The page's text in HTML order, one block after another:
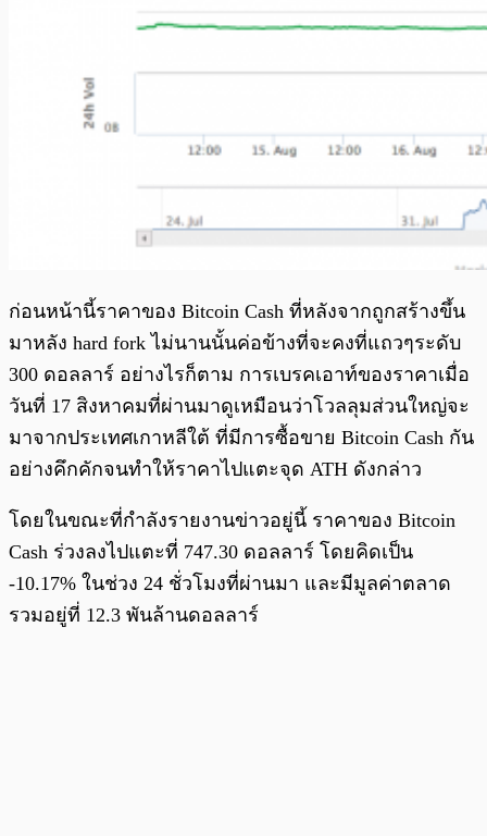
ก่อนหน้านี้ราคาของ Bitcoin Cash ที่หลังจากถูกสร้างขึ้น
มาหลัง hard fork ไม่นานนั้นค่อข้างที่จะคงที่แถวๆระดับ
300 ดอลลาร์ อย่างไรก็ตาม การเบรคเอาท์ของราคาเมื่อ
วันที่ 17 สิงหาคมที่ผ่านมาดูเหมือนว่าโวลลุมส่วนใหญ่จะ
มาจากประเทศเกาหลีใต้ ที่มีการซื้อขาย Bitcoin Cash กัน
อย่างคึกคักจนทำให้ราคาไปแตะจุด ATH ดังกล่าว
โดยในขณะที่กำลังรายงานข่าวอยู่นี้ ราคาของ Bitcoin
Cash ร่วงลงไปแตะที่ 747.30 ดอลลาร์ โดยคิดเป็น
-10.17% ในช่วง 24 ชั่วโมงที่ผ่านมา และมีมูลค่าตลาด
รวมอยู่ที่ 12.3 พันล้านดอลลาร์